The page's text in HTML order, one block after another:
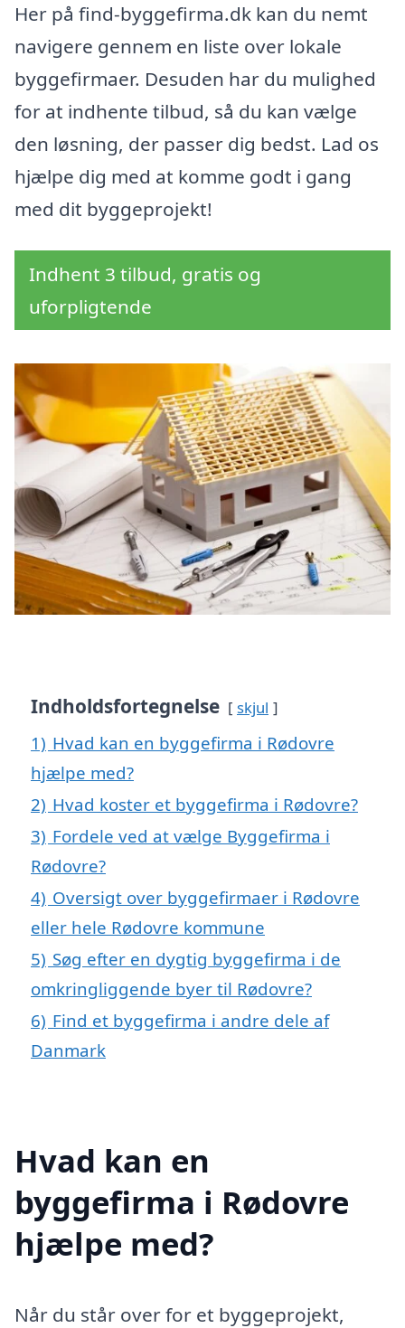
Her på find-byggefirma.dk kan du nemt
navigere gennem en liste over lokale
byggefirmaer. Desuden har du mulighed
for at indhente tilbud, så du kan vælge
den løsning, der passer dig bedst. Lad os
hjælpe dig med at komme godt i gang
med dit byggeprojekt!
Indhent 3 tilbud, gratis og
uforpligtende
Indholdsfortegnelse skjul
1) Hvad kan en byggefirma i Rødovre
hjælpe med?
2) Hvad koster et byggefirma i Rødovre?
3) Fordele ved at vælge Byggefirma i
Rødovre?
4) Oversigt over byggefirmaer i Rødovre
eller hele Rødovre kommune
5) Søg efter en dygtig byggefirma i de
omkringliggende byer til Rødovre?
6) Find et byggefirma i andre dele af
Danmark
Hvad kan en
byggefirma i Rødovre
hjælpe med?
Når du står over for et byggeprojekt,